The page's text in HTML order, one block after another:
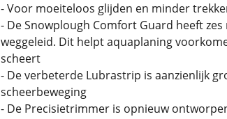
- Voor moeiteloos glijden en minder
- De Snowplough Comfort Guard heeft
weggeleid. Dit helpt aquaplaning
scheert
- De verbeterde Lubrastrip is aanzienlijk
scheerbeweging
- De Precisietrimmer is opnieuw